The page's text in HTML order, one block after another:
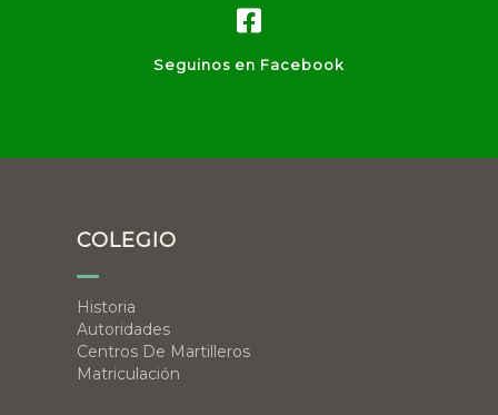
Seguinos en Facebook
COLEGIO
Historia
Autoridades
Centros De Martilleros
Matriculación